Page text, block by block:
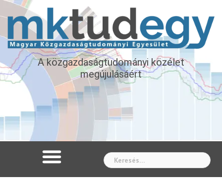
A közgazdaságtudományi közélet
megújulásáért